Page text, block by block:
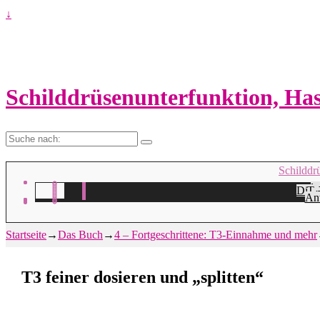
↓
Schilddrüsenunterfunktion,
Suche
Die
Startseite→Das Buch →4 – Fortgeschrittene: T3-Einnahme und mehr
T3 feiner dosieren und „splitten“